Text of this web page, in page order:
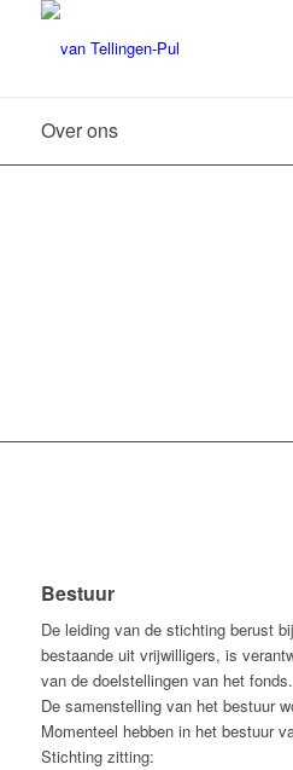
Over ons
Bestuur
De leiding van de stichting berust
bestaande uit vrijwilligers, is
van de doelstellingen van het fonds.
De samenstelling van het bestuur
Momenteel hebben in het bestuur
Stichting zitting: